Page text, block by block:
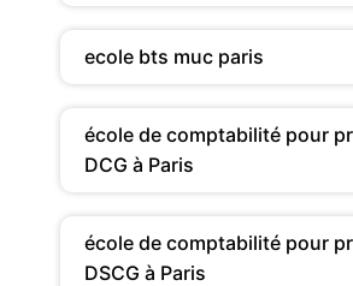
ecole bts muc paris
école de comptabilité pour
DCG à Paris
école de comptabilité pour
DSCG à Paris